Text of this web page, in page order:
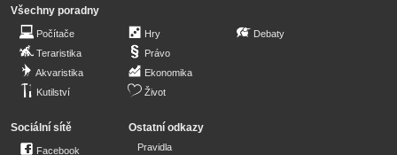
Všechny poradny
Počítače
Teraristika
Akvaristika
Kutilství
Hry
Právo
Ekonomika
Život
Debaty
Sociální sítě
Facebook
Ostatní odkazy
Pravidla